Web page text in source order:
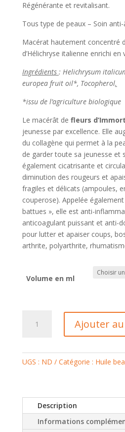
Régénérante et revitalisant.
Tous type de peaux – Soin anti-
Macérat hautement concentré
d’Hélichryse italienne enrichi en
Ingrédients : Helichrysum
europea fruit oil*, Tocopherol.
*issu de l’agriculture biologique
Le macérât de fleurs
jeunesse par excellence. Elle
du collagène qui permet à la
de garder toute sa jeunesse et
également cicatrisante et
diminution des rougeurs et
fragiles et délicats (ampoules,
couperose). Appelée
battues », elle est anti-
anticoagulant puissant et anti-
pour lutter et apaiser coups,
arthrite, polyarthrite,
Volume en ml
Ajouter
UGS : ND Catégorie : Huile
Description
Informations